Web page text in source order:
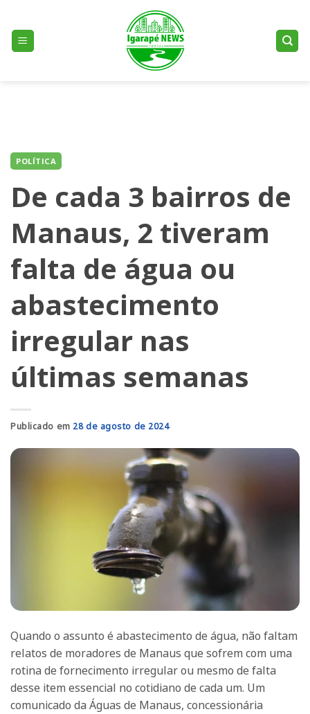
content
POLÍTICA
De cada 3 bairros de
Manaus, 2 tiveram
falta de água ou
abastecimento
irregular nas
últimas semanas
Publicado em 28 de agosto de 2024
Quando o assunto é abastecimento de água, não faltam
relatos de moradores de Manaus que sofrem com uma
rotina de fornecimento irregular ou mesmo de falta
desse item essencial no cotidiano de cada um. Um
comunicado da Águas de Manaus, concessionária